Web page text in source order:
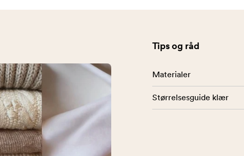
Tips og råd
Materialer
Størrelsesguide klær